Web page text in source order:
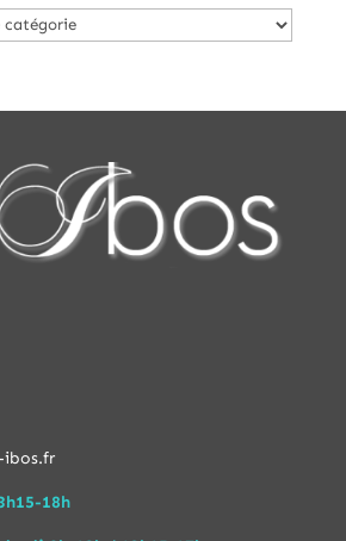
ibos.fr
18h